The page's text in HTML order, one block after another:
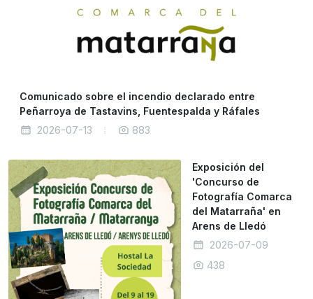
Comunicado sobre el incendio declarado entre
Peñarroya de Tastavins, Fuentespalda y Ráfales
2026-07-13
883
Exposición del
'Concurso de
Fotografía Comarca
del Matarraña' en
Arens de Lledó
2026-07-09
438